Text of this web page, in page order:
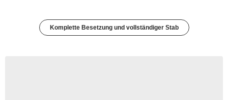
Komplette Besetzung und vollständiger Stab